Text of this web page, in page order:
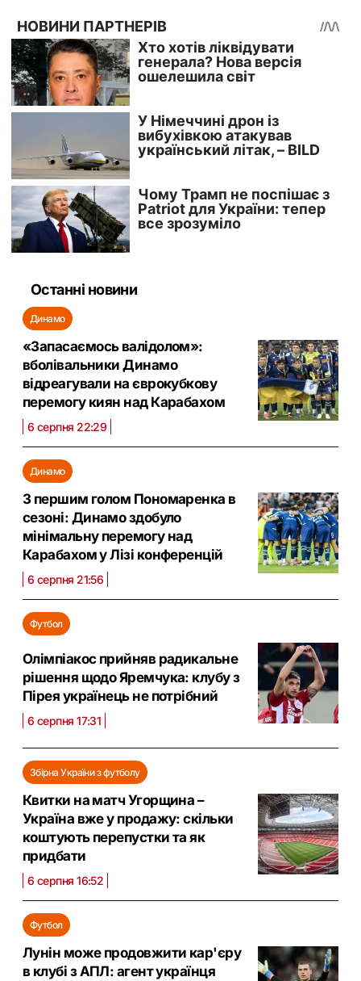
Останні новини
Динамо
«Запасаємось валідолом»:
вболівальники Динамо
відреагували на єврокубкову
перемогу киян над Карабахом
6 серпня 22:29
Динамо
З першим голом Пономаренка в
сезоні: Динамо здобуло
мінімальну перемогу над
Карабахом у Лізі конференцій
6 серпня 21:56
Футбол
Олімпіакос прийняв радикальне
рішення щодо Яремчука: клубу з
Пірея українець не потрібний
6 серпня 17:31
Збірна України з футболу
Квитки на матч Угорщина –
Україна вже у продажу: скільки
коштують перепустки та як
придбати
6 серпня 16:52
Футбол
Лунін може продовжити кар'єру
в клубі з АПЛ: агент українця